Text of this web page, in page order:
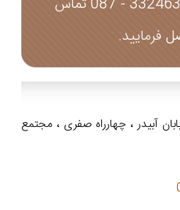
فرمایید.
آبیدر ، چهارراه صفری ، مجتمع